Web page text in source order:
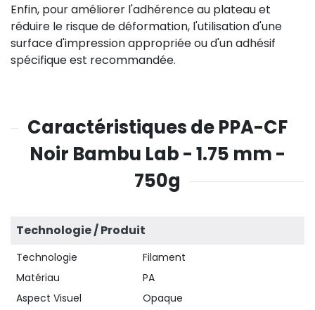
Enfin, pour améliorer l'adhérence au plateau et
réduire le risque de déformation, l'utilisation d'une
surface d'impression appropriée ou d'un adhésif
spécifique est recommandée.
Caractéristiques de PPA-CF
Noir Bambu Lab - 1.75 mm -
750g
Technologie / Produit
Technologie
Filament
Matériau
PA
Aspect Visuel
Opaque